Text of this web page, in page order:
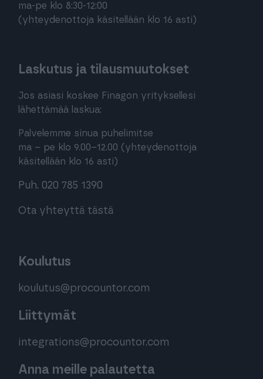
ma-pe klo 8:30-12:00
(yhteydenottoja käsitellään klo 16 asti)
Laskutus ja tilausmuutokset
Jos asiasi koskee Finagon yrityksellesi
lähettämää laskua:
Palvelemme sinua puhelimitse
ma – pe klo 9.00–12.00 (yhteydenottoja
käsitellään klo 16 asti)
Puh. 020 785 1390
Ota yhteyttä tästä
Koulutus
koulutus@procountor.com
Liittymät
integrations@procountor.com
Anna meille palautetta